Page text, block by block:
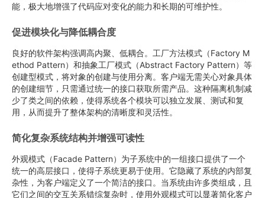
能，极大地增强了代码应对变化的能力和长期的可维护性。
促进模块化与降低耦合度
良好的软件架构强调高内聚、低耦合。工厂方法模式（Factory M
ethod Pattern）和抽象工厂模式（Abstract Factory Pattern）等
创建型模式，将对象的创建与使用分离。客户端无需关心对象具体
的创建细节，只需通过统一的接口获取所需产品。这种隔离机制减
少了类之间的依赖，使得系统各个模块可以独立发展、测试和复
用，从而提升了整体架构的清晰度和灵活性。
简化复杂系统结构并增强可读性
外观模式（Facade Pattern）为子系统中的一组接口提供了一个
统一的高层接口，使得子系统更易于使用。它隐藏了系统的内部复
杂性，为客户端定义了一个简洁的接口。当系统由许多类组成，且
它们之间的交互关系错综复杂时，使用外观模式可以显著简化客户